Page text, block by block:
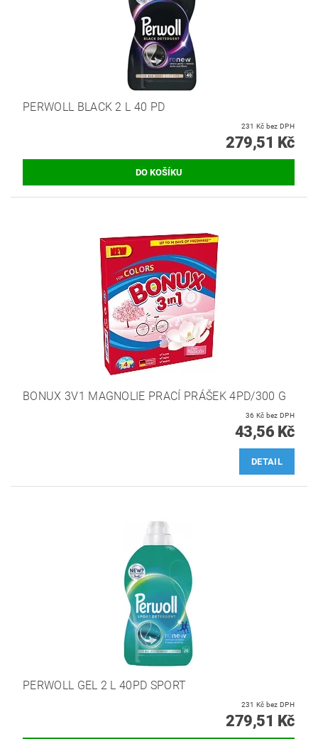
PERWOLL BLACK 2 L 40 PD
231 Kč bez DPH
279,51 Kč
BONUX 3V1 MAGNOLIE PRACÍ PRÁŠEK 4PD/300 G
36 Kč bez DPH
43,56 Kč
DETAIL
PERWOLL GEL 2 L 40PD SPORT
231 Kč bez DPH
279,51 Kč